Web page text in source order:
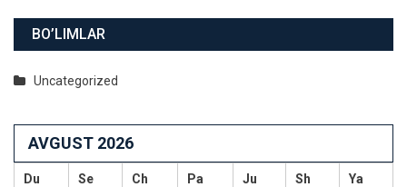
BO’LIMLAR
Uncategorized
AVGUST 2026
Du Se Ch Pa Ju Sh Ya